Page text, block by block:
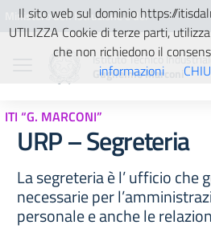
Vai ai contenuti
Vai al menu di navigazione
Vai al footer
Ministero dell'Istruzione e del
Istituto Tecnico
Guglielmo Marconi
ITI “G. MARCONI”
URP – Segreteria
La segreteria è l’ ufficio che
necessarie per
personale e anche le
Il sito web sul dominio https://
UTILIZZA Cookie di terze parti,
che non richiedono il
informazioni